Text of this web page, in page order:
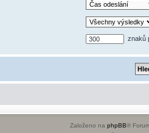
znaků
Založeno na phpBB®